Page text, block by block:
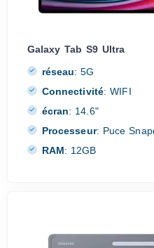
Galaxy Tab S9 Ultra
réseau: 5G
Connectivité: WIFI
écran: 14.6"
Processeur: Puce
RAM: 12GB